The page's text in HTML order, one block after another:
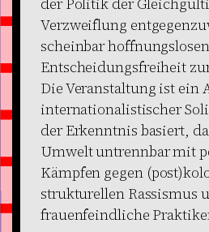
Verzweiflung
scheinbar
Entscheidungsfreiheit
Die Veranstaltung ist ein
internationalistischer
der Erkenntnis basiert,
Umwelt untrennbar mit
Kämpfen gegen
strukturellen Rassismus
frauenfeindliche